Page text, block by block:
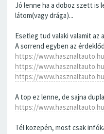
Jó lenne ha a doboz szett is
látom(vagy drága)...
Esetleg tud valaki valamit
A sorrend egyben az
https://
https://
https://
A top ez lenne, de sajna
https://
Tél közepén, most csak